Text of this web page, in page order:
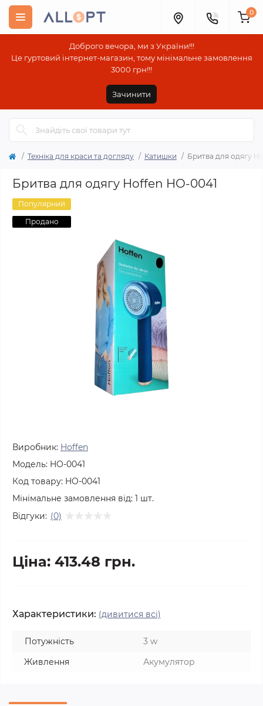
Доброго вечора, ми з України!!!
Це гуртовий інтернет-магазин, тому мінімальне замовлення
3000 грн!!!
Зачинити
0
Техніка для краси та догляду Катишки Бритва для одягу
Бритва для одягу Hoffen HO-0041
Популярний
Продано
Виробник: Hoffen
Модель: HO-0041
Код товару: HO-0041
Мінімальне замовлення від: 1 шт.
Відгуки: (0)
Ціна: 413.48 грн.
Характеристики: (дивитися всі)
Потужність
3 w
Живлення
Акумулятор